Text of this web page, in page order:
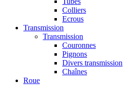
Colliers
Ecrous
Transmission
Transmission
Couronnes
Pignons
Divers transmission
Chaînes
Roue